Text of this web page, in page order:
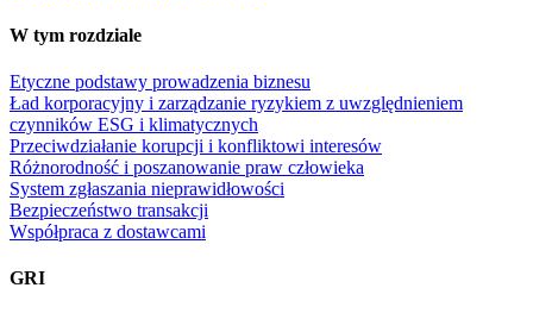
W tym rozdziale
Etyczne podstawy prowadzenia biznesu
Ład korporacyjny i zarządzanie ryzykiem z uwzględnieniem
czynników ESG i klimatycznych
Przeciwdziałanie korupcji i konfliktowi interesów
Różnorodność i poszanowanie praw człowieka
System zgłaszania nieprawidłowości
Bezpieczeństwo transakcji
Współpraca z dostawcami
GRI